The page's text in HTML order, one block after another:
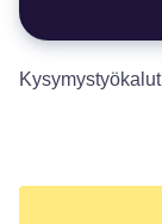
Kysymystyökalut